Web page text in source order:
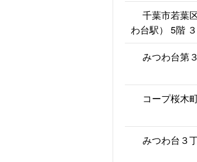
千葉市若葉
わ台駅） 5階
みつわ台第
コープ桜木
みつわ台３